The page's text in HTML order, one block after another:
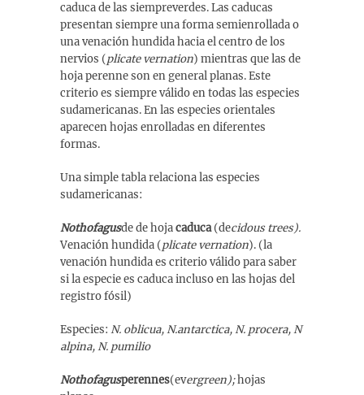
caduca de las siempreverdes. Las caducas
presentan siempre una forma semienrollada o
una venación hundida hacia el centro de los
nervios (plicate vernation) mientras que las de
hoja perenne son en general planas. Este
criterio es siempre válido en todas las especies
sudamericanas. En las especies orientales
aparecen hojas enrolladas en diferentes
formas.
Una simple tabla relaciona las especies
sudamericanas:
Nothofagusde de hojacaduca(decidous trees).
Venación hundida (plicate vernation). (la
venación hundida es criterio válido para saber
si la especie es caduca incluso en las hojas del
registro fósil)
Especies: N. oblicua, N.antarctica, N. procera, N
alpina, N. pumilio
Nothofagusperennes(evergreen);hojas